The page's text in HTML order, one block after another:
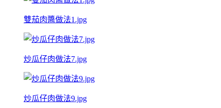
雙茄肉醬做法1.jpg
炒瓜仔肉做法7.jpg
炒瓜仔肉做法9.jpg